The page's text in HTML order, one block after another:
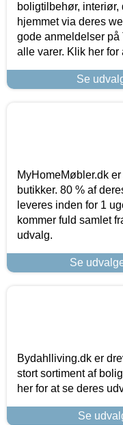
boligtilbehør, interiør,
hjemmet via deres
gode anmeldelser på
alle varer. Klik her for
Se
MyHomeMøbler.dk
butikker. 80 % af
leveres inden for 1
kommer fuld samlet
udvalg.
Se
Bydahlliving.dk er
stort sortiment af
her for at se deres
Se